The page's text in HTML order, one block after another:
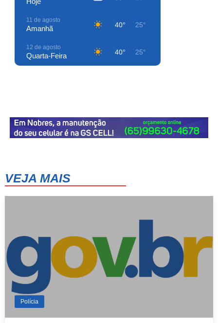
11 de agosto
Amanhã 40° 25°
12 de agosto
Quarta-Feira 40° 25°
15 de agosto
Sábado 42° 25°
VEJA MAIS
Polícia